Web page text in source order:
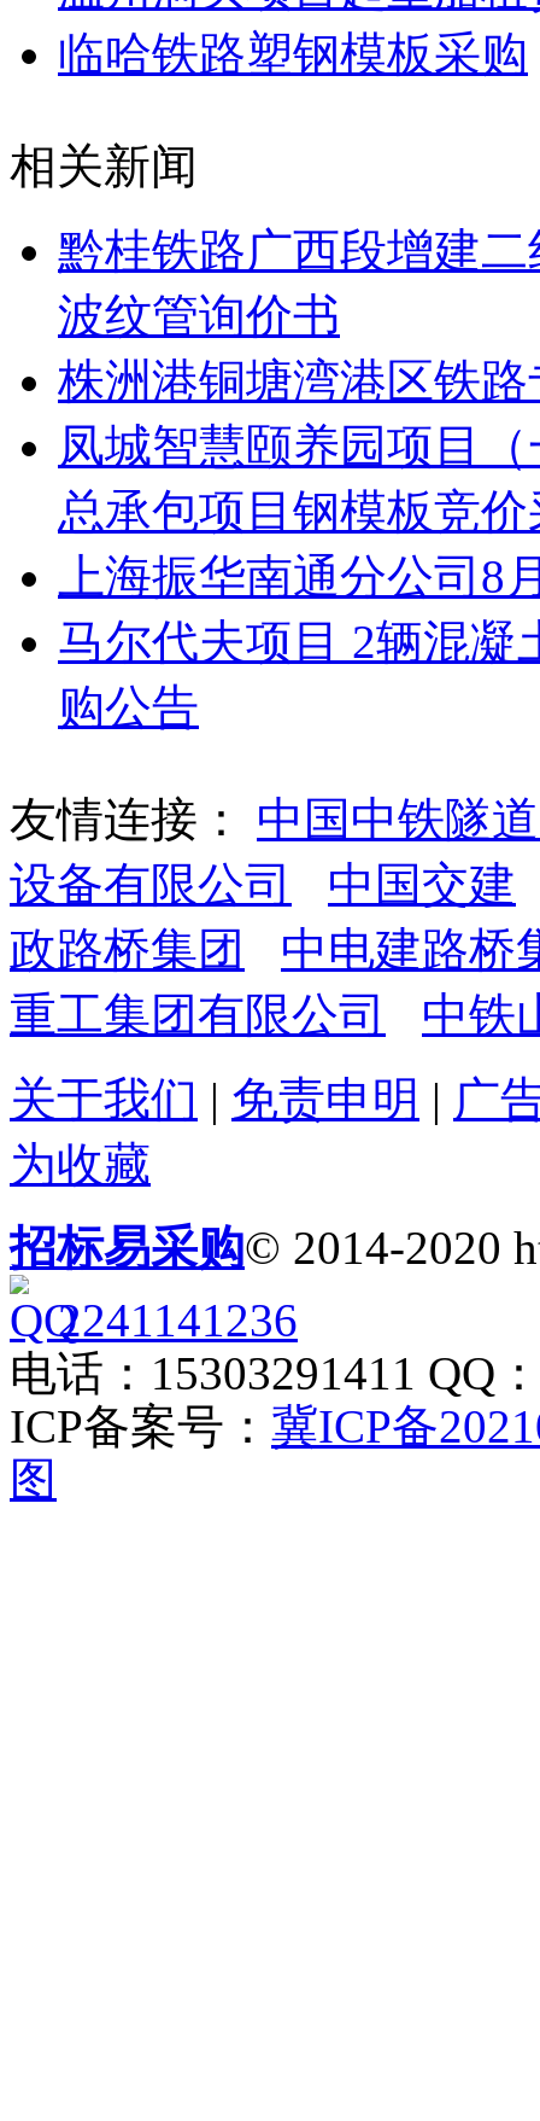
临哈铁路塑钢模板采购
相关新闻
黔桂铁路广西段增建
波纹管询价书
株洲港铜塘湾港区铁
凤城智慧颐养园项目
总承包项目钢模板竞价
上海振华南通分公司8
马尔代夫项目 2辆混
购公告
友情连接： 中国中铁隧
设备有限公司
中国交建
政路桥集团
中电建路桥
重工集团有限公司
中铁
关于我们 | 免责申明 | 广
为收藏
招标易采购© 2014-2020
2241141236
电话：15303291411 QQ
ICP备案号： 冀ICP备
图